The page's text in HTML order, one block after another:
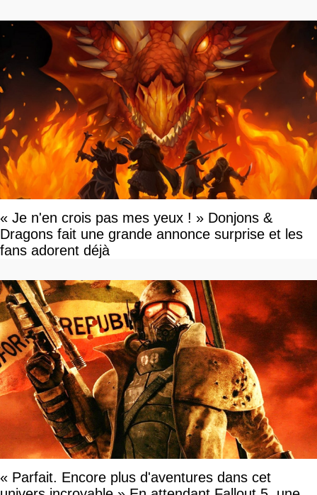
« Je n'en crois pas mes yeux ! » Donjons &
Dragons fait une grande annonce surprise et les
fans adorent déjà
« Parfait. Encore plus d'aventures dans cet